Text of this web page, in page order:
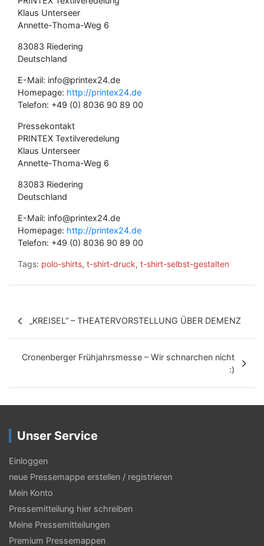
Klaus Unterseer
Annette-Thoma-Weg 6
83083 Riedering
Deutschland
E-Mail: info@printex24.de
Homepage: http://printex24.de
Telefon: +49 (0) 8036 90 89 00
Pressekontakt
PRINTEX Textilveredelung
Klaus Unterseer
Annette-Thoma-Weg 6
83083 Riedering
Deutschland
E-Mail: info@printex24.de
Homepage: http://printex24.de
Telefon: +49 (0) 8036 90 89 00
Tags: polo-shirts, t-shirt-druck, t-shirt-selbst-gestalten
r
g
s
-
N
a
v
„KREISEL“ – THEATERVORSTELLUNG ÜBER DEMENZ
Cronenberger Frühjahrsmesse – Wir schnarchen nicht
:)
Unser Service
Einloggen
neue Pressemappe erstellen / registrieren
Mein Konto
Pressemitteilung hier schreiben
Meine Pressemitteilungen
Premium Pressemappen